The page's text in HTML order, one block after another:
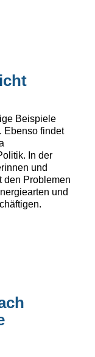
Beispiele
Ebenso findet
In der
und
den Problemen
und